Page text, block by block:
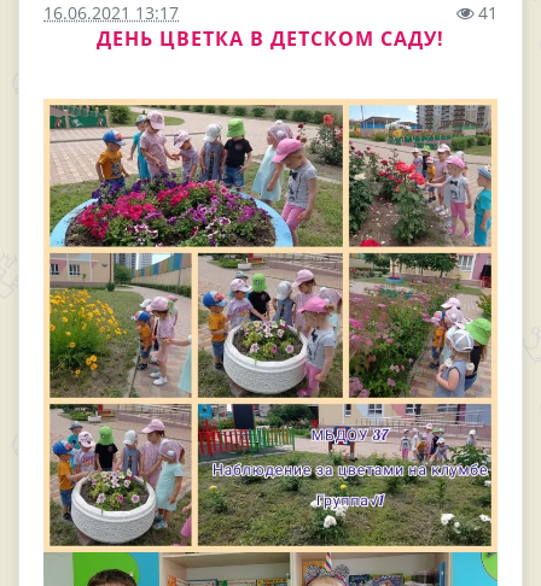
16.06.2021 13:17 41
ДЕНЬ ЦВЕТКА В ДЕТСКОМ САДУ!